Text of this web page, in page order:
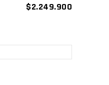
$2.249.900